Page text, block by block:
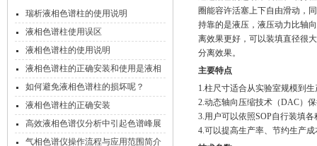
瑞析液相色谱柱的使用说明
液相色谱柱使用误区
液相色谱柱的使用说明
液相色谱柱的正确安装和使用是液相
色谱工作的关键
如何避免液相色谱柱的损坏呢？
液相色谱柱的正确安装
高效液相色谱仪分析中引起色谱峰展
宽的因素
气相色谱仪操作流程与应用范围简介
圈能容许活塞上下自由滑动，
持靠的是液压，液压动力比轴
离效果更好，可以装填直径很
分离效果。
主要特点
1.柱尺寸适合从实验室规模到
2.动态轴向压缩技术（DAC）
3.用户可以依照SOP自行装填
4.可以提高生产率、节约生产成